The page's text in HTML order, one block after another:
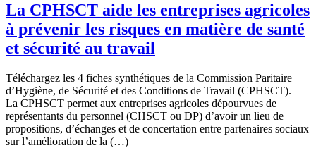
La CPHSCT aide les entreprises agricoles
à prévenir les risques en matière de santé
et sécurité au travail
Téléchargez les 4 fiches synthétiques de la Commission Paritaire
d’Hygiène, de Sécurité et des Conditions de Travail (CPHSCT).
La CPHSCT permet aux entreprises agricoles dépourvues de
représentants du personnel (CHSCT ou DP) d’avoir un lieu de
propositions, d’échanges et de concertation entre partenaires sociaux
sur l’amélioration de la (…)